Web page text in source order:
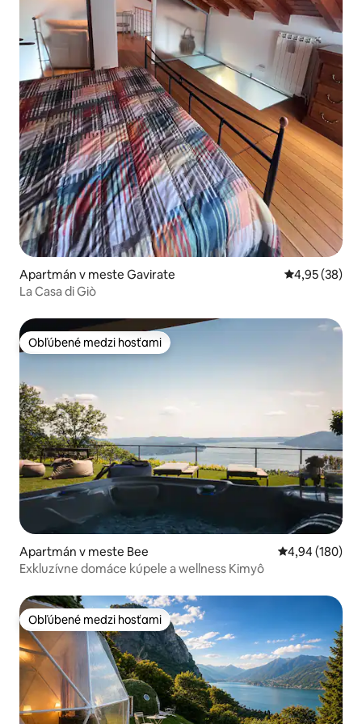
Apartmán v meste Gavirate Priemerné
4,95 (38)
La Casa di Giò
Obľúbené medzi hosťami
Obľúbené medzi hosťami
Apartmán v meste Bee Priemerné
4,94 (180)
Exkluzívne domáce kúpele a wellness Kimyô
Obľúbené medzi hosťami
Obľúbené medzi hosťami